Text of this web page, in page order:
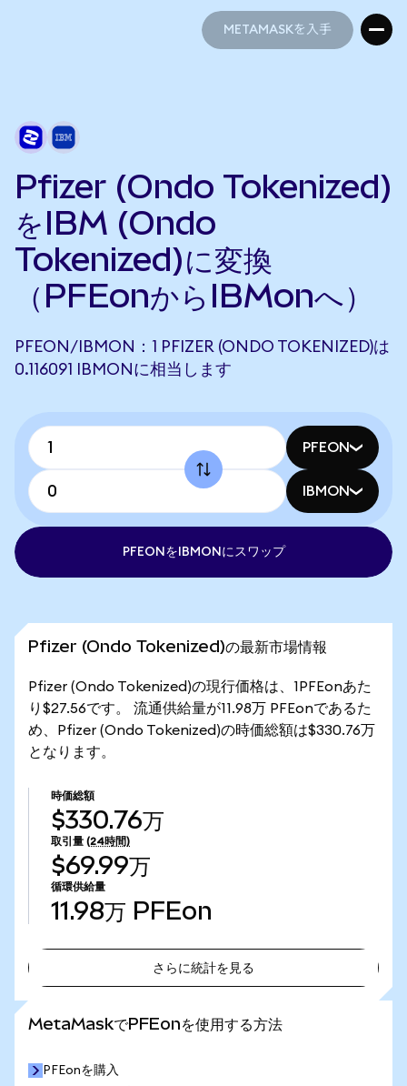
METAMASKを入手
Pfizer (Ondo Tokenized)
をIBM (Ondo
Tokenized)に変換
（PFEonからIBMonへ）
PFEON/IBMON：1 PFIZER (ONDO TOKENIZED)は
0.116091 IBMONに相当します
PFEON
IBMON
PFEONをIBMONにスワップ
Pfizer (Ondo Tokenized)の最新市場情報
Pfizer (Ondo Tokenized)の現行価格は、1PFEonあた
り$27.56です。 流通供給量が11.98万 PFEonであるた
め、Pfizer (Ondo Tokenized)の時価総額は$330.76万
となります。
時価総額
$330.76万
取引量 (24時間)
$69.99万
循環供給量
11.98万 PFEon
さらに統計を見る
MetaMaskでPFEonを使用する方法
PFEonを購入